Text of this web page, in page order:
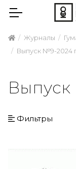
Журналы
Выпуск №9-2024
Выпуск
Фильтры